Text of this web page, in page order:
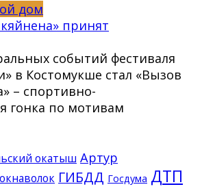
дом
принят
событий фестиваля
в Костомукше стал «Вызов
– спортивно-
гонка по мотивам
окатыш Артур
ГИБДД Госдума ДТП